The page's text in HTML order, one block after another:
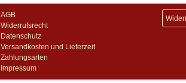
AGB
Widerrufsrecht
Datenschutz
Versandkosten und Lieferzeit
Zahlungsarten
Impressum